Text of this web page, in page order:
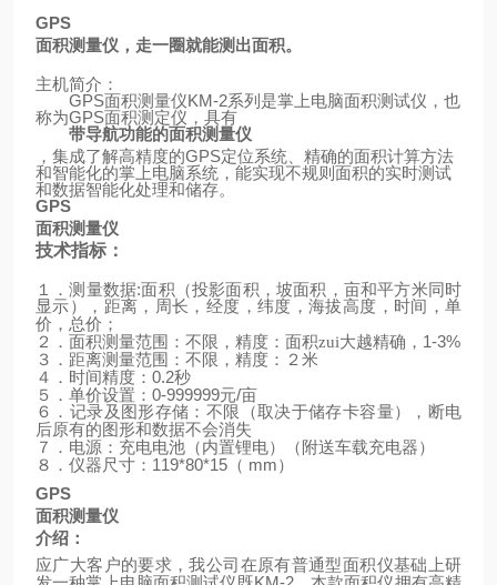
GPS
面积测量仪，走一圈就能测出面积。
主机简介：
GPS面积测量仪KM-2系列是掌上电脑面积测试仪，也
称为GPS面积测定仪，具有
带导航功能的面积测量仪
，集成了解高精度的GPS定位系统、精确的面积计算方法
和智能化的掌上电脑系统，能实现不规则面积的实时测试
和数据智能化处理和储存。
GPS
面积测量仪
技术指标：
１．测量数据:面积（投影面积，坡面积，亩和平方米同时
显示），距离，周长，经度，纬度，海拔高度，时间，单
价，总价；
２．面积测量范围：不限，精度：面积zui大越精确， 1-3%
３．距离测量范围：不限，精度：２米
４．时间精度： 0.2秒
５．单价设置： 0-999999元/亩
６．记录及图形存储：不限（取决于储存卡容量），断电
后原有的图形和数据不会消失
７．电源：充电电池（内置锂电）
（ 附送车载充电器）
８．仪器尺寸： 119*80*15 （ mm）
GPS
面积测量仪
介绍：
应广大客户的要求，我公司在原有普通型面积仪基础上研